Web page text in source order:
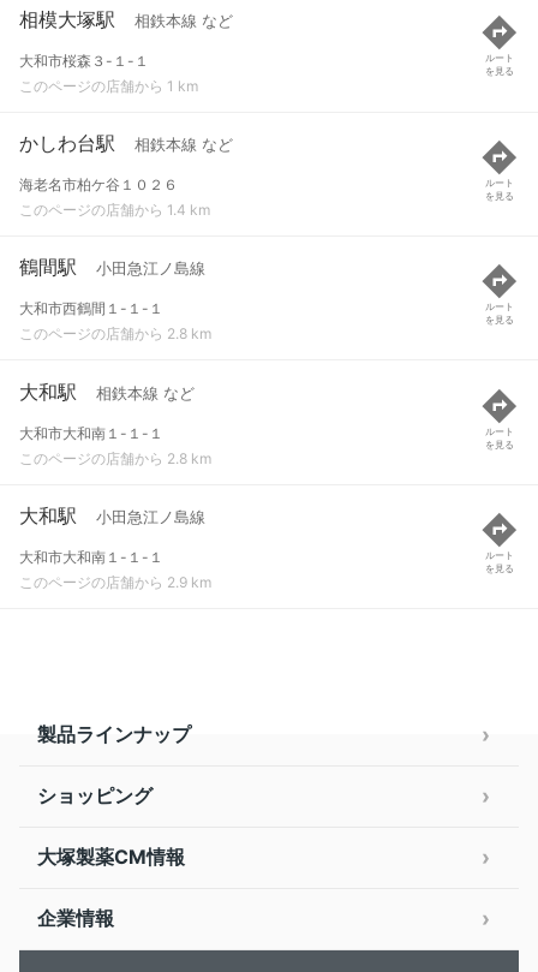
相模大塚駅 相鉄本線 など
大和市桜森３-１-１
このページの店舗から 1 km
ルート
を見る
かしわ台駅 相鉄本線 など
海老名市柏ケ谷１０２６
このページの店舗から 1.4 km
ルート
を見る
鶴間駅 小田急江ノ島線
大和市西鶴間１-１-１
このページの店舗から 2.8 km
ルート
を見る
大和駅 相鉄本線 など
大和市大和南１-１-１
このページの店舗から 2.8 km
ルート
を見る
大和駅 小田急江ノ島線
大和市大和南１-１-１
このページの店舗から 2.9 km
ルート
を見る
製品ラインナップ
ショッピング
大塚製薬CM情報
企業情報